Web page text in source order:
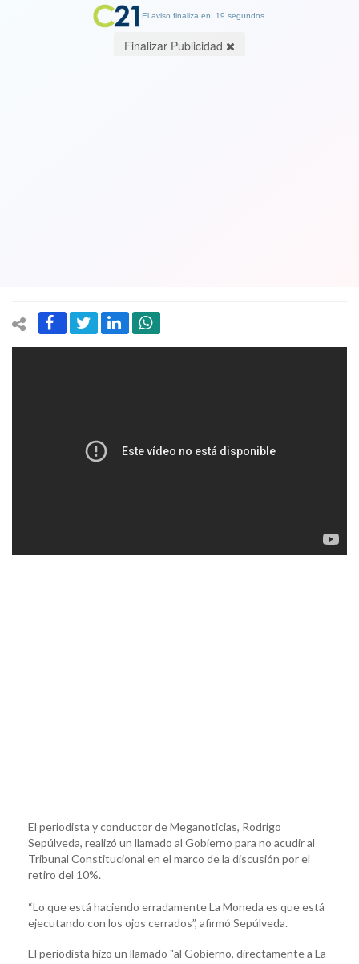
El periodista y conductor de Meganoticias, Rodrigo
Sepúlveda, realizó un llamado al Gobierno para no acudir al
Tribunal Constitucional en el marco de la discusión por el
retiro del 10%.
“Lo que está haciendo erradamente La Moneda es que está
ejecutando con los ojos cerrados”, afirmó Sepúlveda.
El periodista hizo un llamado "al Gobierno, directamente a La
El aviso finaliza en: 19 segundos.
Finalizar Publicidad